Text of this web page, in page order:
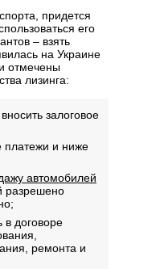
придется
его
– взять
на Украине
отмечены
лизинга:
залоговое
и ниже
автомобилей
разрешено
в договоре
ремонта и